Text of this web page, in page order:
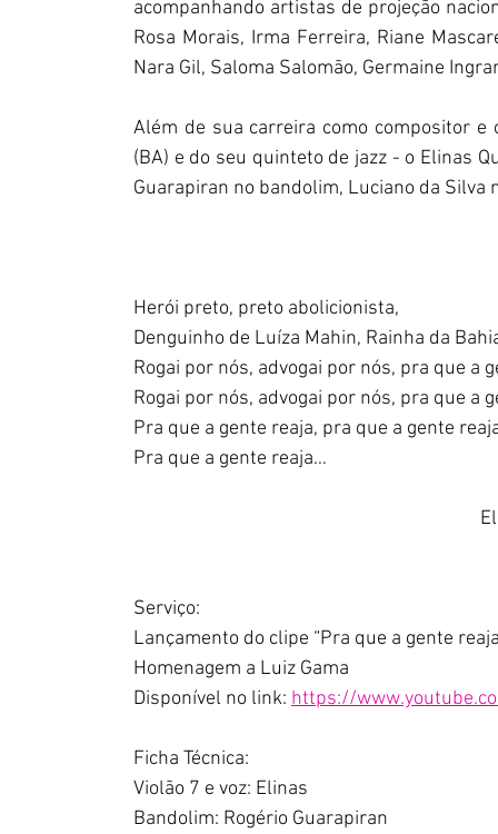
acompanhando artistas de projeção
Rosa Morais, Irma Ferreira, Riane
Nara Gil, Saloma Salomão, Germaine
Além de sua carreira como compositor e
(BA) e do seu quinteto de jazz - o Elinas
Guarapiran no bandolim, Luciano da Silva
Herói preto, preto abolicionista,
Denguinho de Luíza Mahin, Rainha da
Rogai por nós, advogai por nós, pra que a
Rogai por nós, advogai por nós, pra que a
Pra que a gente reaja, pra que a gente
Pra que a gente reaja…
Serviço:
Lançamento do clipe “Pra que a gente
Homenagem a Luiz Gama
Disponível no link: https://
Ficha Técnica:
Violão 7 e voz: Elinas
Bandolim: Rogério Guarapiran